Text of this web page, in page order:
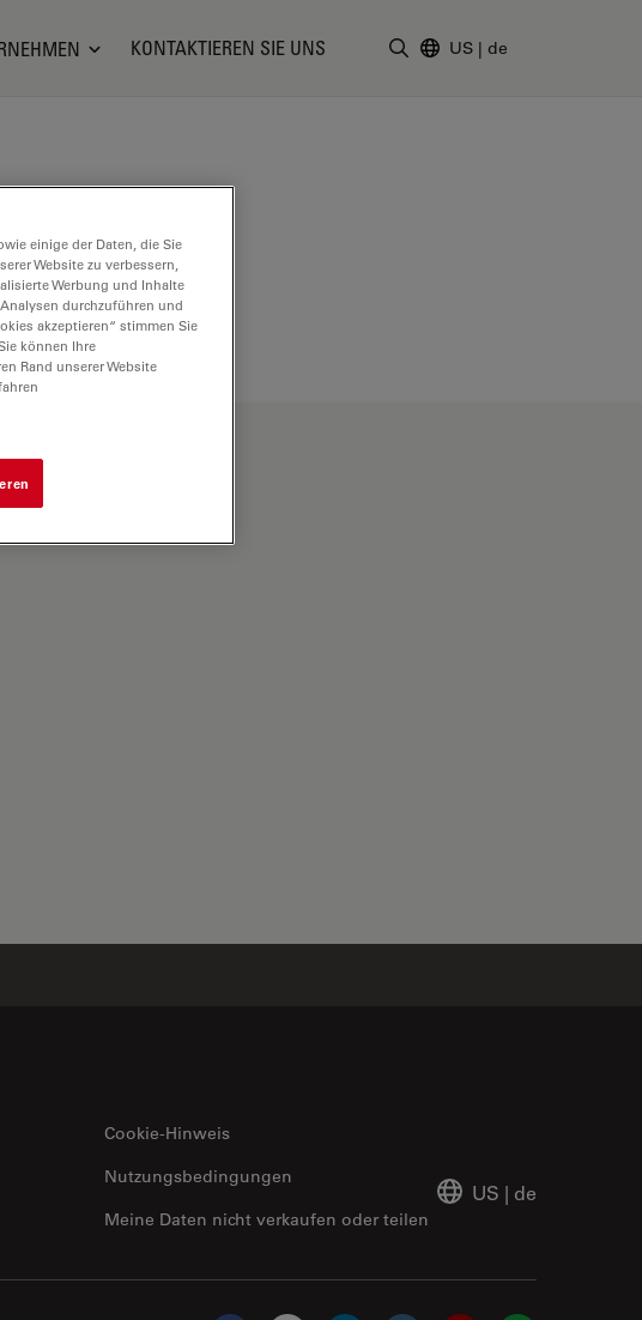
KONTAKTIEREN SIE UNS US | de
Cookie-Hinweis
Meine Daten nicht verkaufen oder teilen
Nutzungsbedingungen
US | de
einige der Daten, die Sie
Website zu verbessern,
Werbung und Inhalte
durchzuführen und
akzeptieren“ stimmen Sie
können Ihre
Rand unserer Website